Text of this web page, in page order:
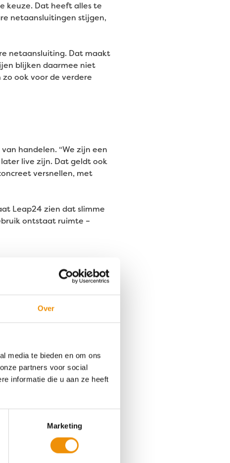
Over
media te bieden en om ons
partners voor social
informatie die u aan ze heeft
Marketing
keuze. Dat heeft alles te
netaansluitingen stijgen,
netaansluiting. Dat maakt
blijken daarmee niet
ook voor de verdere
handelen. “We zijn een
live zijn. Dat geldt ook
versnellen, met
Leap24 zien dat slimme
ontstaat ruimte –
Leap24?
Greenchoice: groene